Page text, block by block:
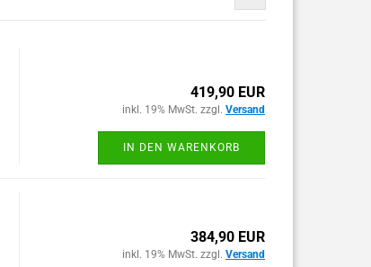
419,90 EUR
inkl. 19% MwSt. zzgl. Versand
IN DEN WARENKORB
384,90 EUR
inkl. 19% MwSt. zzgl. Versand